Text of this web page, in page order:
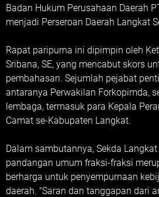
Badan Hukum Perusahaan Daerah
menjadi Perseroan Daerah Langkat
Rapat paripurna ini dipimpin oleh
Sribana, SE, yang mencabut skors
pembahasan. Sejumlah pejabat
antaranya Perwakilan Forkopimda,
lembaga, termasuk para Kepala
Camat se-Kabupaten Langkat.
Dalam sambutannya, Sekda
pandangan umum fraksi-fraksi
berharga untuk penyempurnaan
daerah. "Saran dan tanggapan dari